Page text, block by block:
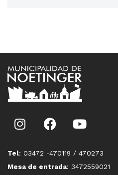
Tel: 03472 -470119 / 470273
Mesa de entrada: 3472559021